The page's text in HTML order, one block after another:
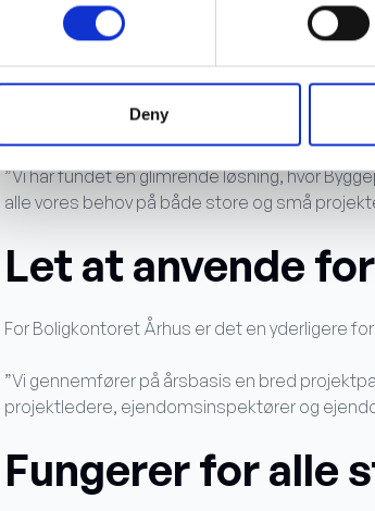
Deny
Rammeaftale for
Derfor lavede Boligkontoret Århus før
”Vi har fundet en glimrende løsning, hvor
alle vores behov på både store og små
Let at anvende
For Boligkontoret Århus er det en yderligere
”Vi gennemfører på årsbasis en bred
projektledere, ejendomsinspektører og
Fungerer for alle